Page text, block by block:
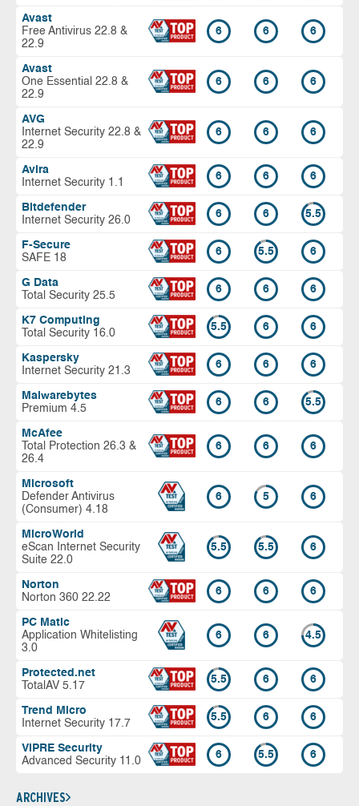
Avast
Free Antivirus 22.8 &
22.9
6 6 6
Avast
One Essential 22.8 &
22.9
6 6 6
AVG
Internet Security 22.8 &
22.9
6 6 6
Avira
Internet Security 1.1
6 6 6
Bitdefender
Internet Security 26.0
6 6 5.5
F-Secure
SAFE 18
6 5.5 6
G Data
Total Security 25.5
6 6 6
K7 Computing
Total Security 16.0
5.5 6 6
Kaspersky
Internet Security 21.3
6 6 6
Malwarebytes
Premium 4.5
6 6 5.5
McAfee
Total Protection 26.3 &
26.4
6 6 6
Microsoft
Defender Antivirus
(Consumer) 4.18
6 5 6
MicroWorld
eScan Internet Security
Suite 22.0
5.5 5.5 6
Norton
Norton 360 22.22
6 6 6
PC Matic
Application Whitelisting
3.0
6 6 4.5
Protected.net
TotalAV 5.17
5.5 6 6
Trend Micro
Internet Security 17.7
5.5 6 6
VIPRE Security
Advanced Security 11.0
6 5.5 6
ARCHIVES